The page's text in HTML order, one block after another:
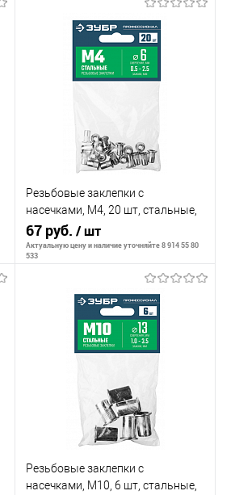
Резьбовые заклепки с
насечками, М4, 20 шт, стальные,
стандартный бортик, ЗУБР
Профессионал
67 руб./ шт
Актуальную цену и наличие уточняйте 8 914 55 80
533
В корзину
В наличии
Резьбовые заклепки с
насечками, М10, 6 шт, стальные,